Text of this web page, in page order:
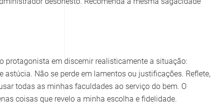
protagonista em discernir realisticamente a situação:
Não se perde em lamentos ou justificações. Reflete,
todas as minhas faculdades ao serviço do bem. O
coisas que revelo a minha escolha e fidelidade.